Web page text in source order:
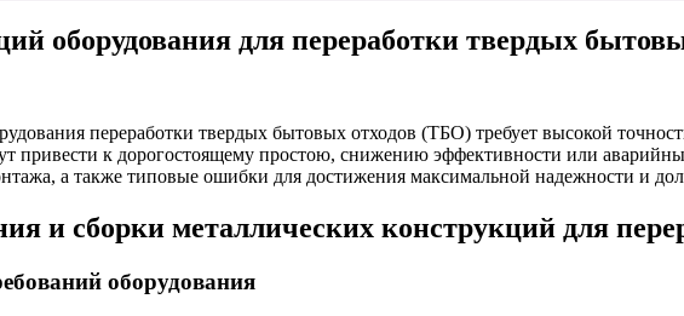
оборудования для переработки твердых
переработки твердых бытовых отходов (ТБО) требует высокой
привести к дорогостоящему простою, снижению эффективности или
а также типовые ошибки для достижения максимальной надежности и
и сборки металлических конструкций для
оборудования